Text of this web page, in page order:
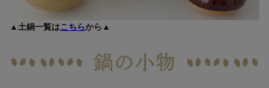
▲土鍋一覧はこちらから▲